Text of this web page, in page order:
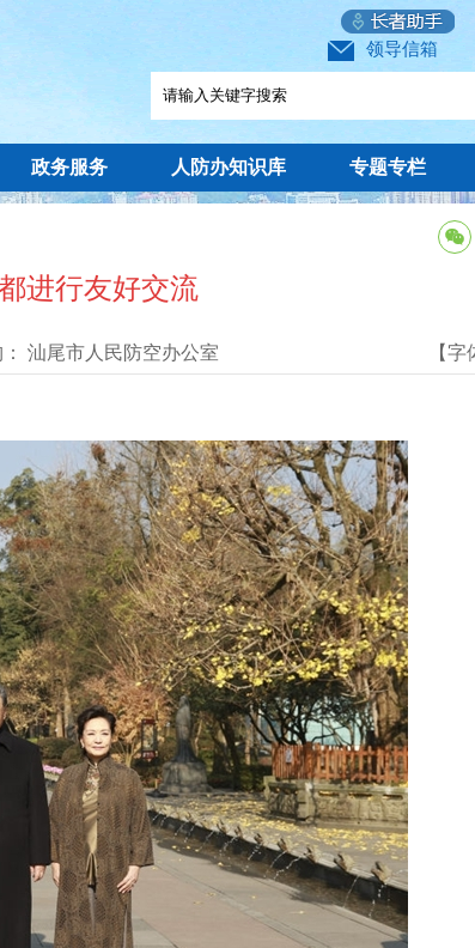
领导信箱
政务服务 人防办知识库 专题专栏
进行友好交流
汕尾市人民防空办公室 【字